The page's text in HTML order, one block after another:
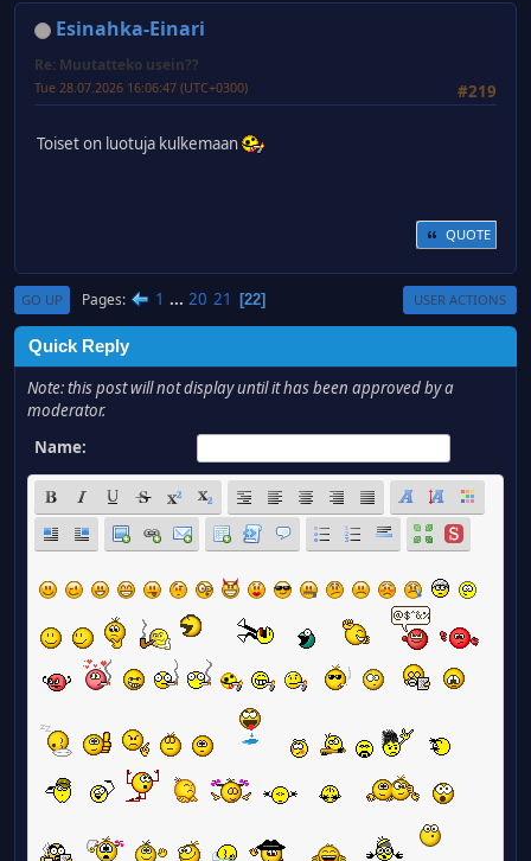
Esinahka-Einari
Re: Muutatteko usein??
#219
Tue 28.07.2026 16:06:47 (UTC+0300)
Toiset on luotuja kulkemaan
QUOTE
GO UP Pages 1 ... 20 21 22 USER ACTIONS
Quick Reply
Note: this post will not display until it has been approved by a
moderator.
Name: